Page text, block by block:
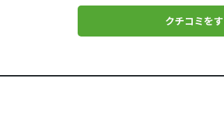
クチコミを